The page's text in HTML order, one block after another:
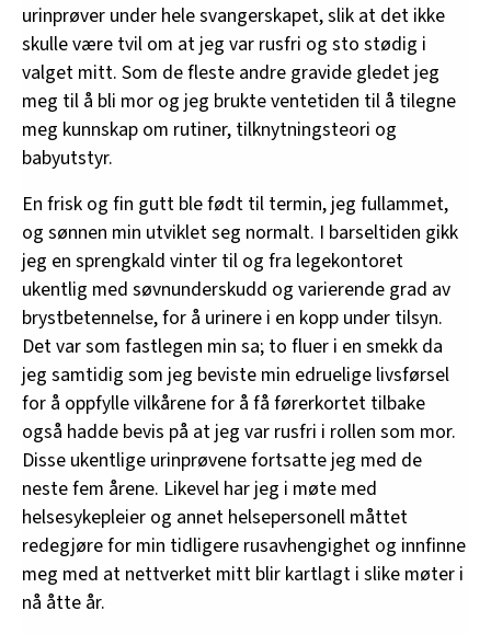
urinprøver under hele svangerskapet, slik at det ikke
skulle være tvil om at jeg var rusfri og sto stødig i
valget mitt. Som de fleste andre gravide gledet jeg
meg til å bli mor og jeg brukte ventetiden til å tilegne
meg kunnskap om rutiner, tilknytningsteori og
babyutstyr.
En frisk og fin gutt ble født til termin, jeg fullammet,
og sønnen min utviklet seg normalt. I barseltiden gikk
jeg en sprengkald vinter til og fra legekontoret
ukentlig med søvnunderskudd og varierende grad av
brystbetennelse, for å urinere i en kopp under tilsyn.
Det var som fastlegen min sa; to fluer i en smekk da
jeg samtidig som jeg beviste min edruelige livsførsel
for å oppfylle vilkårene for å få førerkortet tilbake
også hadde bevis på at jeg var rusfri i rollen som mor.
Disse ukentlige urinprøvene fortsatte jeg med de
neste fem årene. Likevel har jeg i møte med
helsesykepleier og annet helsepersonell måttet
redegjøre for min tidligere rusavhengighet og innfinne
meg med at nettverket mitt blir kartlagt i slike møter i
nå åtte år.